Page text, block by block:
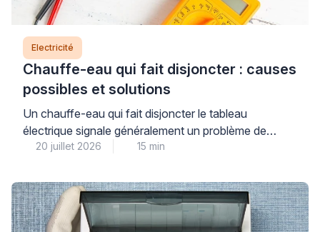
Electricité
Chauffe-eau qui fait disjoncter : causes
possibles et solutions
Un chauffe-eau qui fait disjoncter le tableau
électrique signale généralement un problème de
sécurité qu’il ne faut jamais ignorer : résistance
dans le circuit électrique. Cette panne, bien que
fréquente, nécessite un diagnostic précis pour
identifier la cause exacte et garantir la sécurité de
20 juillet 2026 15 min